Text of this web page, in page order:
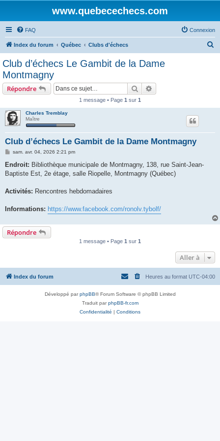
www.quebecechecs.com
FAQ Connexion
Index du forum Québec Clubs d'échecs
Club d’échecs Le Gambit de la Dame
Montmagny
Répondre Rechercher
1 message • Page 1 sur 1
Charles Tremblay
Maître
Club d’échecs Le Gambit de la Dame Montmagny
M
s
a
sam. avr. 04, 2026 2:21 pm
Endroit: Bibliothèque municipale de Montmagny, 138, rue Saint-Jean-
Baptiste Est, 2e étage, salle Riopelle, Montmagny (Québec)
Activités: Rencontres hebdomadaires
Informations: https://www.facebook.com/ronolv.tybolf/
Répondre
1 message • Page 1 sur 1
Aller à
Index du forum Heures au format UTC-04:00
Développé parphpBB® Forum Software © phpBB Limited
Traduit parphpBB-fr.com
Confidentialité | Conditions